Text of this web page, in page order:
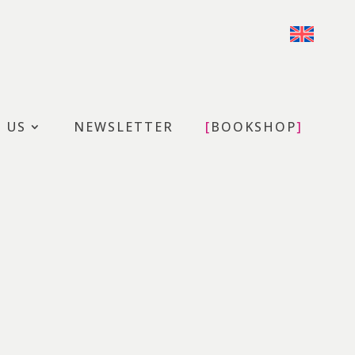
US NEWSLETTER BOOKSHOP